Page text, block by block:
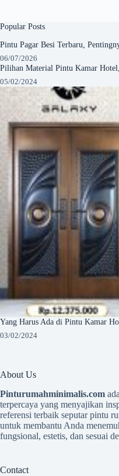
Popular Posts
Pintu Pagar Besi Terbaru,
06/07/2026
Pilihan Material Pintu Kamar
05/02/2024
Yang Harus Ada di Pintu Kamar
03/02/2024
About Us
Pinturumahminimalis.com
terpercaya yang menyajikan
referensi terbaik seputar pintu
untuk membantu Anda
fungsional, estetis, dan sesuai
Contact